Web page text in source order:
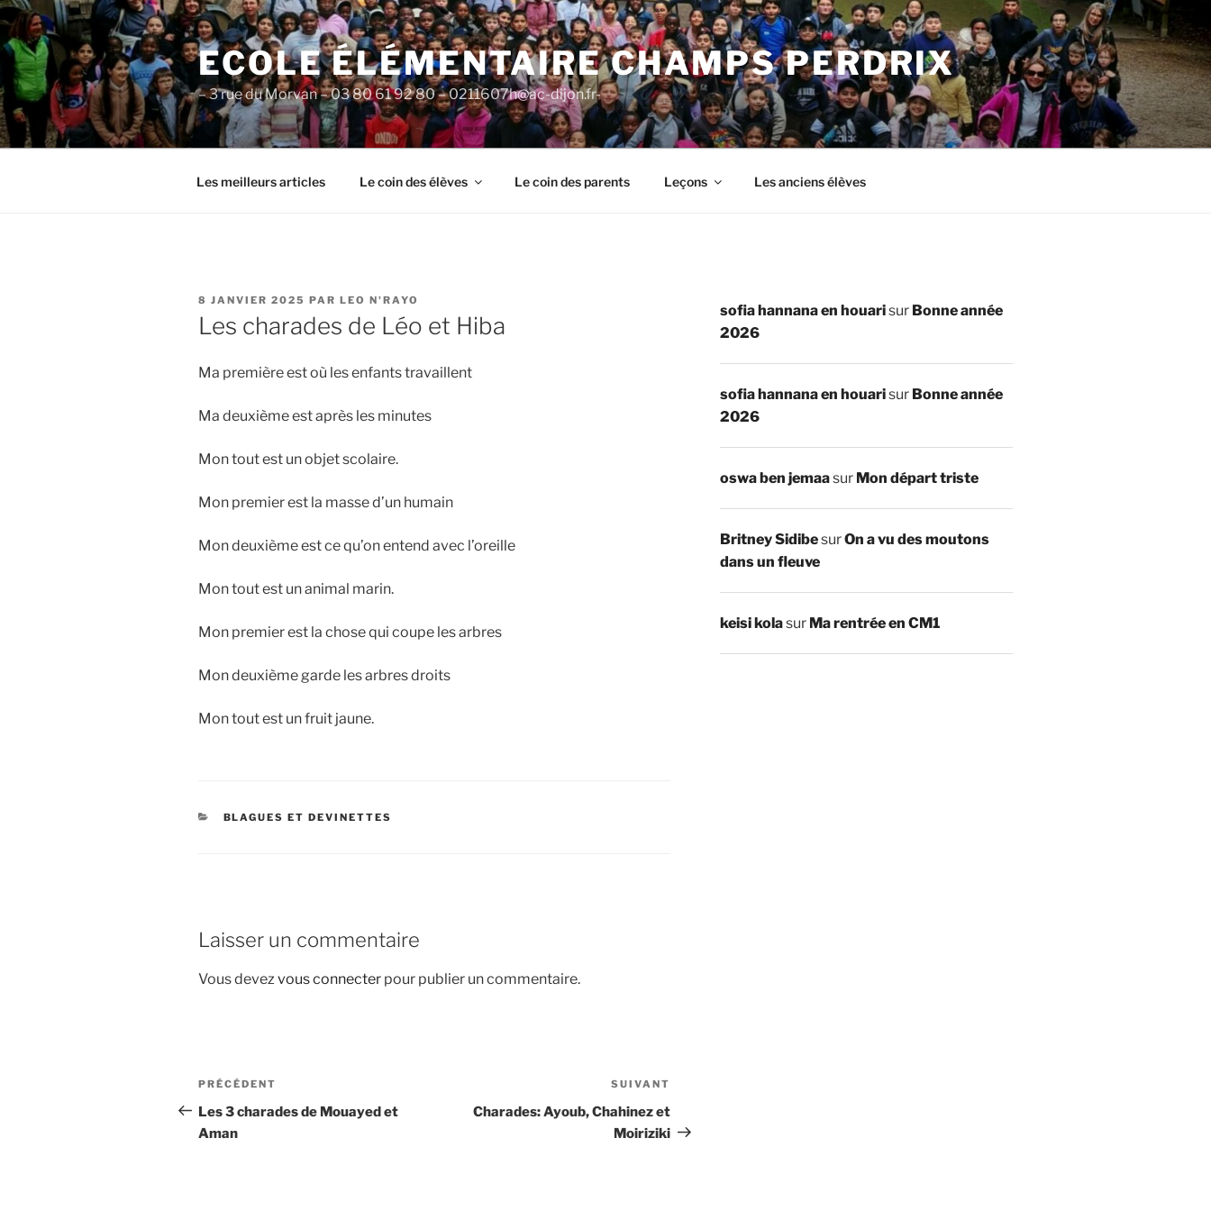
Aller
au
contenu
principal
ECOLE ÉLÉMENTAIRE CHAMPS PERDRIX
– 3 rue du Morvan – 03 80 61 92 80 – 0211607h@ac-dijon.fr-
Les meilleurs articles Le coin des élèves Le coin des parents Leçons Les anciens élèves
PUBLIÉ
LE
8 JANVIER 2025 PAR LEO N'RAYO
Les charades de Léo et Hiba
Ma première est où les enfants travaillent
Ma deuxième est après les minutes
Mon tout est un objet scolaire.
Mon premier est la masse d’un humain
Mon deuxième est ce qu’on entend avec l’oreille
Mon tout est un animal marin.
Mon premier est la chose qui coupe les arbres
Mon deuxième garde les arbres droits
Mon tout est un fruit jaune.
CATÉGORIES
BLAGUES ET DEVINETTES
Laisser un commentaire
Vous devez vous connecter pour publier un commentaire.
Navigation
de
l’article
Article
précédent
PRÉCÉDENT
Les 3 charades de Mouayed et
Aman
suivant
SUIVANT
Charades: Ayoub, Chahinez et
Moiriziki
sofia hannana en houarisur Bonne année
2026
sofia hannana en houarisur Bonne année
2026
oswa ben jemaasur Mon départ triste
Britney SidibesurOn a vu des moutons
dans un fleuve
keisi kolasur Ma rentrée en CM1